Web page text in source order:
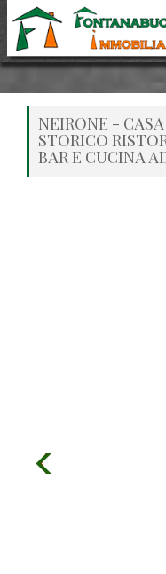
NEIRONE -
STORICO
BAR E CUCINA